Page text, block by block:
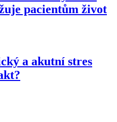
pacientům život
a akutní stres